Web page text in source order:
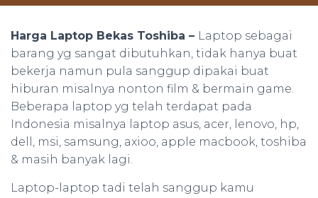
Harga Laptop Bekas Toshiba – Laptop sebagai
barang yg sangat dibutuhkan, tidak hanya buat
bekerja namun pula sanggup dipakai buat
hiburan misalnya nonton film & bermain game.
Beberapa laptop yg telah terdapat pada
Indonesia misalnya laptop asus, acer, lenovo, hp,
dell, msi, samsung, axioo, apple macbook, toshiba
& masih banyak lagi.
Laptop-laptop tadi telah sanggup kamu